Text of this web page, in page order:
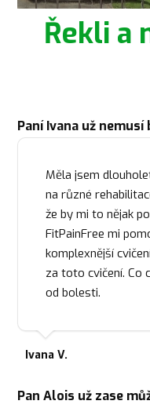
Řekli a
Paní Ivana už
Měla jsem
na různé
že by mi to nějak
FitPainFree mi
komplexnější
za toto cvičení. Co
od bolesti.
Ivana V.
Pan Alois už zase